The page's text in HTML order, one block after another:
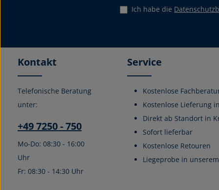
Ich habe die
Kontakt
Telefonische Beratung
unter:
+49 7250 - 750
Mo-Do: 08:30 - 16:00
Uhr
Fr: 08:30 - 14:30 Uhr
Service
Kostenlose
Kostenlose Lieferung
Direkt ab Standort in
Sofort lieferbar
Kostenlose Retouren
Liegeprobe in